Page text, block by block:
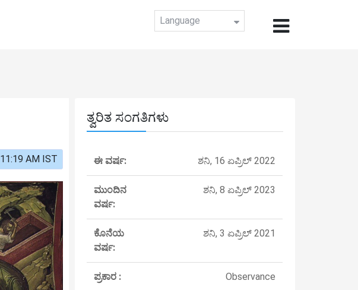
Language
AM IST
ತ್ವರಿತ ಸಂಗತಿಗಳು
ಈ ವರ್ಷ: ಶನಿ, 16 ಏಪ್ರಿಲ್ 2022
ಮುಂದಿನ
ವರ್ಷ:
ಶನಿ, 8 ಏಪ್ರಿಲ್ 2023
ಕೊನೆಯ
ವರ್ಷ:
ಶನಿ, 3 ಏಪ್ರಿಲ್ 2021
ಪ್ರಕಾರ : Observance